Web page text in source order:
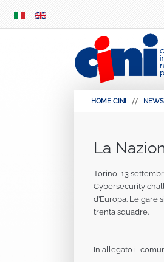
MENU
HOME CINI
La
Torino, 13
Cybersecurity
d’Europa. Le
trenta squadre.
In allegato il